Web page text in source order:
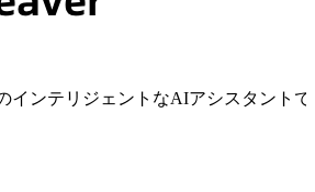
インテリジェントなAIアシスタント